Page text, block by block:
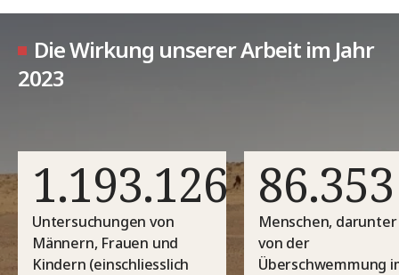
Die Wirkung unserer Arbeit im Jahr
2023
1.193.126
Untersuchungen von
Männern, Frauen und
Kindern (einschliesslich
86.353
Menschen,
von der
Überschwemmung